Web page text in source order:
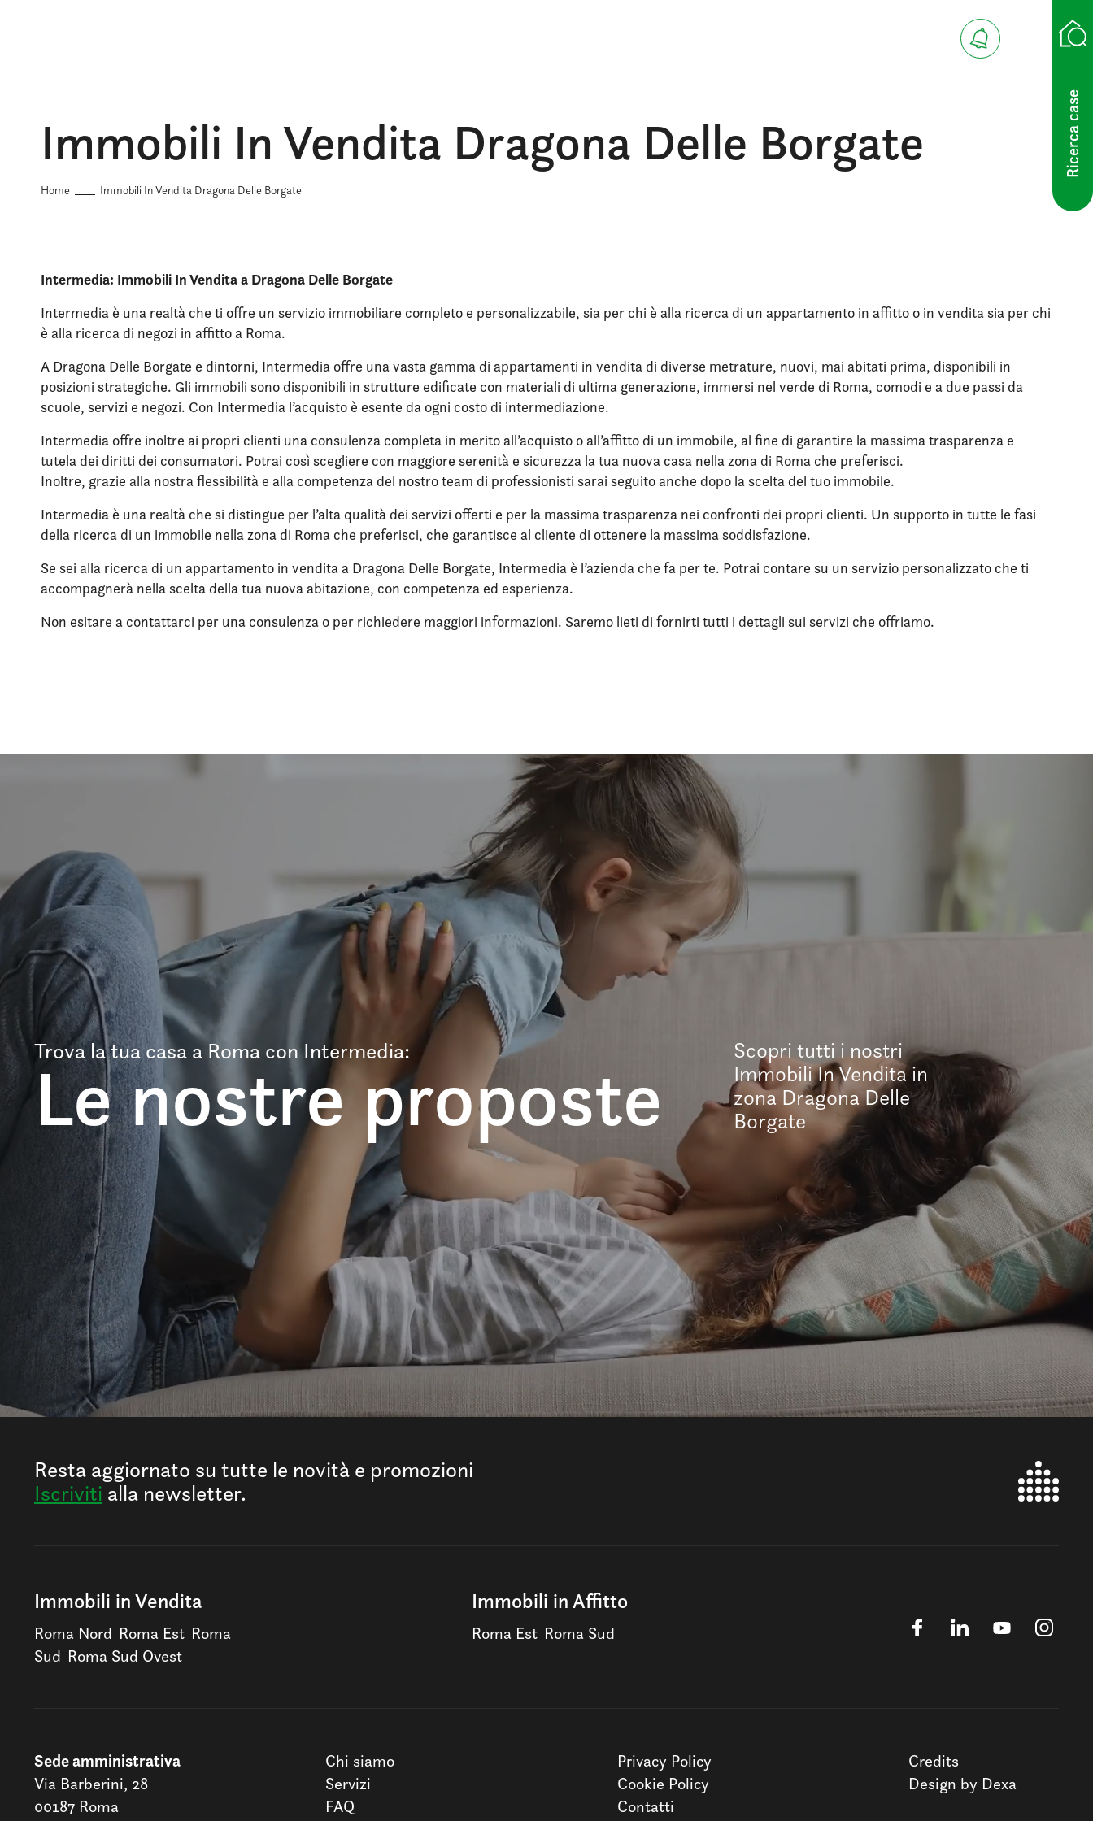
Ricerca case
Immobili In Vendita Dragona Delle Borgate
Home Immobili In Vendita Dragona Delle Borgate
Intermedia: Immobili In Vendita a Dragona Delle Borgate
Intermedia è una realtà che ti offre un servizio immobiliare completo e personalizzabile, sia per chi è alla ricerca di un appartamento in affitto o in vendita sia per chi
è alla ricerca di negozi in affitto a Roma.
A Dragona Delle Borgate e dintorni, Intermedia offre una vasta gamma di appartamenti in vendita di diverse metrature, nuovi, mai abitati prima, disponibili in
posizioni strategiche. Gli immobili sono disponibili in strutture edificate con materiali di ultima generazione, immersi nel verde di Roma, comodi e a due passi da
scuole, servizi e negozi. Con Intermedia l’acquisto è esente da ogni costo di intermediazione.
Intermedia offre inoltre ai propri clienti una consulenza completa in merito all’acquisto o all’affitto di un immobile, al fine di garantire la massima trasparenza e
tutela dei diritti dei consumatori. Potrai così scegliere con maggiore serenità e sicurezza la tua nuova casa nella zona di Roma che preferisci.
Inoltre, grazie alla nostra flessibilità e alla competenza del nostro team di professionisti sarai seguito anche dopo la scelta del tuo immobile.
Intermedia è una realtà che si distingue per l’alta qualità dei servizi offerti e per la massima trasparenza nei confronti dei propri clienti. Un supporto in tutte le fasi
della ricerca di un immobile nella zona di Roma che preferisci, che garantisce al cliente di ottenere la massima soddisfazione.
Se sei alla ricerca di un appartamento in vendita a Dragona Delle Borgate, Intermedia è l’azienda che fa per te. Potrai contare su un servizio personalizzato che ti
accompagnerà nella scelta della tua nuova abitazione, con competenza ed esperienza.
Non esitare a contattarci per una consulenza o per richiedere maggiori informazioni. Saremo lieti di fornirti tutti i dettagli sui servizi che offriamo.
Trova la tua casa a Roma con Intermedia:
Le nostre proposte
Scopri tutti i nostri
Immobili In Vendita in
zona Dragona Delle
Borgate
Resta aggiornato su tutte le novità e promozioni
Iscriviti alla newsletter.
Immobili in Vendita
Roma Nord Roma Est Roma
Sud Roma Sud Ovest
Immobili in Affitto
Roma Est Roma Sud
Sede amministrativa
Via Barberini, 28
00187 Roma
Chi siamo
Servizi
FAQ
Privacy Policy
Cookie Policy
Contatti
Credits
Design by Dexa